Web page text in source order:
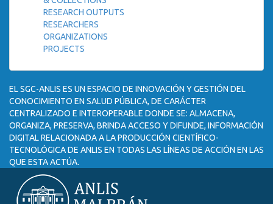
RESEARCH OUTPUTS
RESEARCHERS
ORGANIZATIONS
PROJECTS
EL SGC-ANLIS ES UN ESPACIO DE INNOVACIÓN Y GESTIÓN DEL
CONOCIMIENTO EN SALUD PÚBLICA, DE CARÁCTER
CENTRALIZADO E INTEROPERABLE DONDE SE: ALMACENA,
ORGANIZA, PRESERVA, BRINDA ACCESO Y DIFUNDE, INFORMACIÓN
DIGITAL RELACIONADA A LA PRODUCCIÓN CIENTÍFICO-
TECNOLÓGICA DE ANLIS EN TODAS LAS LÍNEAS DE ACCIÓN EN LAS
QUE ESTA ACTÚA.